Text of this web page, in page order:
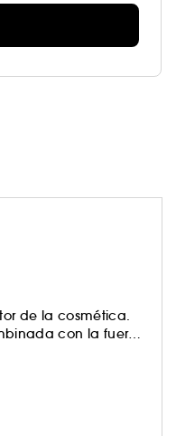
de la cosmética.
con la fuerza